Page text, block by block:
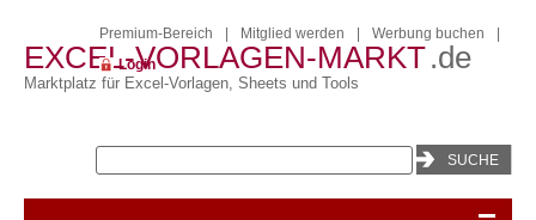
EXCEL-VORLAGEN-MARKT.de
Marktplatz für Excel-Vorlagen, Sheets und Tools
Premium-Bereich Mitglied werden Werbung buchen
Login